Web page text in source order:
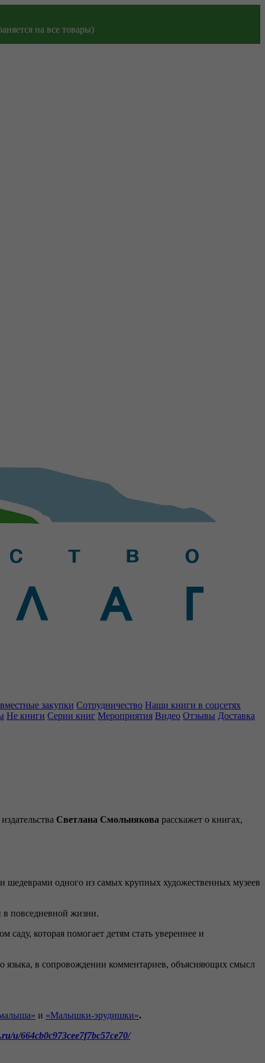
на все товары)
закупки Сотрудничество Наши книги в соцсетях
Не книги Серии книг Мероприятия Видео Отзывы Доставка
Светлана Смольнякова расскажет о книгах,
шедеврами одного из самых крупных художественных музеев
повседневной жизни.
которая помогает детям стать увереннее и
языка, в сопровождении комментариев, объясняющих смысл
и «Малышки-эрудишки».
u/664cb0c973cee7f7bc57ce70/